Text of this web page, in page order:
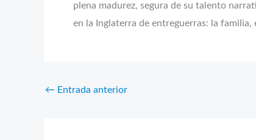
plena madurez, segura de su talento
en la Inglaterra de entreguerras: la
← Entrada anterior